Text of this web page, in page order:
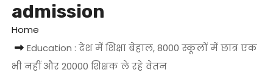
admission
Home
Education : देश में शिक्षा बेहाल, 8000 स्कूलों में छात्र एक
भी नहीं और 20000 शिक्षक ले रहे वेतन